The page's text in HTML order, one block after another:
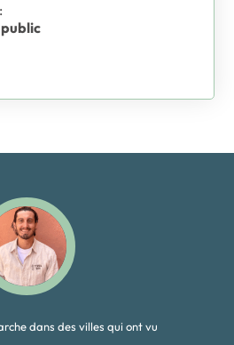
dans des villes qui ont vu